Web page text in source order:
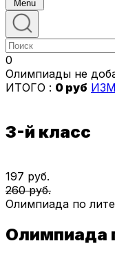
Menu
0
Олимпиады не
ИТОГО : 0 руб
3-й класс
197 руб.
260 руб.
Олимпиада по
Олимпиада